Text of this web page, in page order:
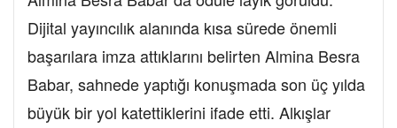
Dijital yayıncılık alanında kısa sürede önemli
başarılara imza attıklarını belirten Almina Besra
Babar, sahnede yaptığı konuşmada son üç yılda
büyük bir yol katettiklerini ifade etti. Alkışlar